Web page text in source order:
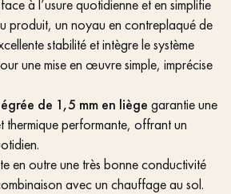
à l’usure quotidienne et en simplifie
produit, un noyau en contreplaqué de
stabilité et intègre le système
une mise en œuvre simple, imprécise
de 1,5 mm en liège garantie une
thermique performante, offrant un
en outre une très bonne conductivité
avec un chauffage au sol.